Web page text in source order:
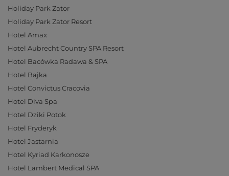
Holiday Park Zator
Holiday Park Zator Resort
Hotel Amax
Hotel Aubrecht Country SPA Resort
Hotel Bacówka Radawa & SPA
Hotel Bajka
Hotel Convictus Cracovia
Hotel Diva Spa
Hotel Dziki Potok
Hotel Fryderyk
Hotel Jastarnia
Hotel Kyriad Karkonosze
Hotel Lambert Medical SPA